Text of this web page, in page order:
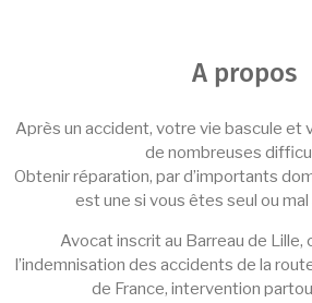
A propos
Après un accident, votre vie bascule et
de nombreuses
Obtenir réparation, par d’importants
est une si vous êtes seul ou
Avocat inscrit au Barreau de
l’indemnisation des accidents de la
de France, intervention